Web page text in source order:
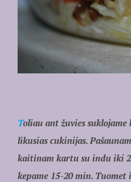
Toliau ant žuvies
likusias cukinijas.
kaitinam kartu su indu iki
kepame 15-20 min.